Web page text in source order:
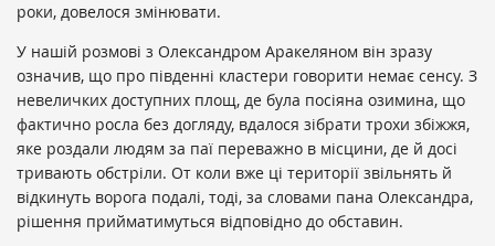
роки, довелося змінювати.
У нашій розмові з Олександром Аракеляном він зразу
означив, що про південні кластери говорити немає сенсу. З
невеличких доступних площ, де була посіяна озимина, що
фактично росла без догляду, вдалося зібрати трохи збіжжя,
яке роздали людям за паї переважно в місцини, де й досі
тривають обстріли. От коли вже ці території звільнять й
відкинуть ворога подалі, тоді, за словами пана Олександра,
рішення прийматимуться відповідно до обставин.